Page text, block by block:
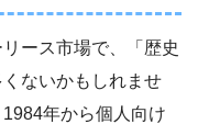
ース市場で、「歴史
ないかもしれませ
年から個人向け